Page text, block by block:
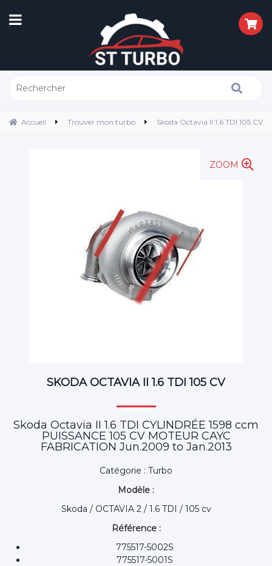
Accueil Trouver mon turbo Skoda Octavia II 1.6 TDI 105 CV
ZOOM
SKODA OCTAVIA II 1.6 TDI 105 CV
Skoda Octavia II 1.6 TDI CYLINDRÉE 1598 ccm
PUISSANCE 105 CV MOTEUR CAYC
FABRICATION Jun.2009 to Jan.2013
Catégorie : Turbo
Modèle :
Skoda / OCTAVIA 2 / 1.6 TDI / 105 cv
Référence :
775517-5002S
775517-5001S